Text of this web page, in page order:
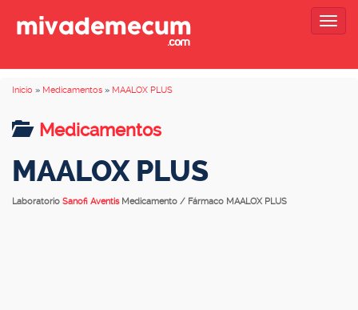
Inicio » Medicamentos » MAALOX PLUS
Medicamentos
MAALOX PLUS
Laboratorio Sanofi Aventis Medicamento / Fármaco MAALOX PLUS